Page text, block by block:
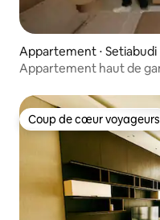
Appartement ⋅ Setiabudi
Appartement haut de
Coup de cœur voyageurs
Coup de cœur voyageurs